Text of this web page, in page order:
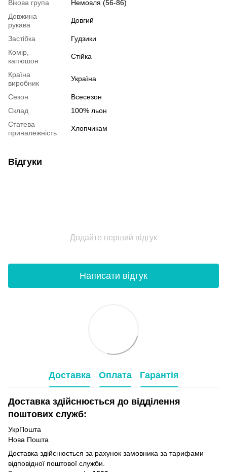
Вікова група
Немовля (56-86)
Довжина
рукава
Довгий
Застібка
Гудзики
Комір,
капюшон
Стійка
Країна
виробник
Україна
Сезон
Всесезон
Склад
100% льон
Статева
приналежність
Хлопчикам
Відгуки
Додайте перший відгук
Написати відгук
Доставка Оплата Гарантія
Доставка здійснюється до відділення
поштових служб:
УкрПошта
Нова Пошта
Доставка здійснюється за рахунок замовника за тарифами
відповідної поштової служби.